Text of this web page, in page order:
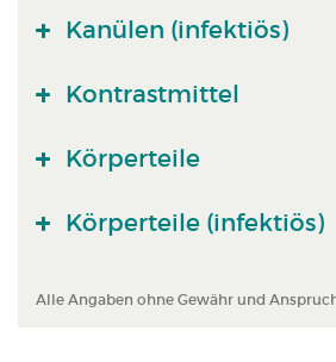
Kanülen (infektiös)
Kontrastmittel
Körperteile
Körperteile (infektiös)
Alle Angaben ohne Gewähr und